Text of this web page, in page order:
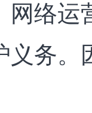
网络运
义务。